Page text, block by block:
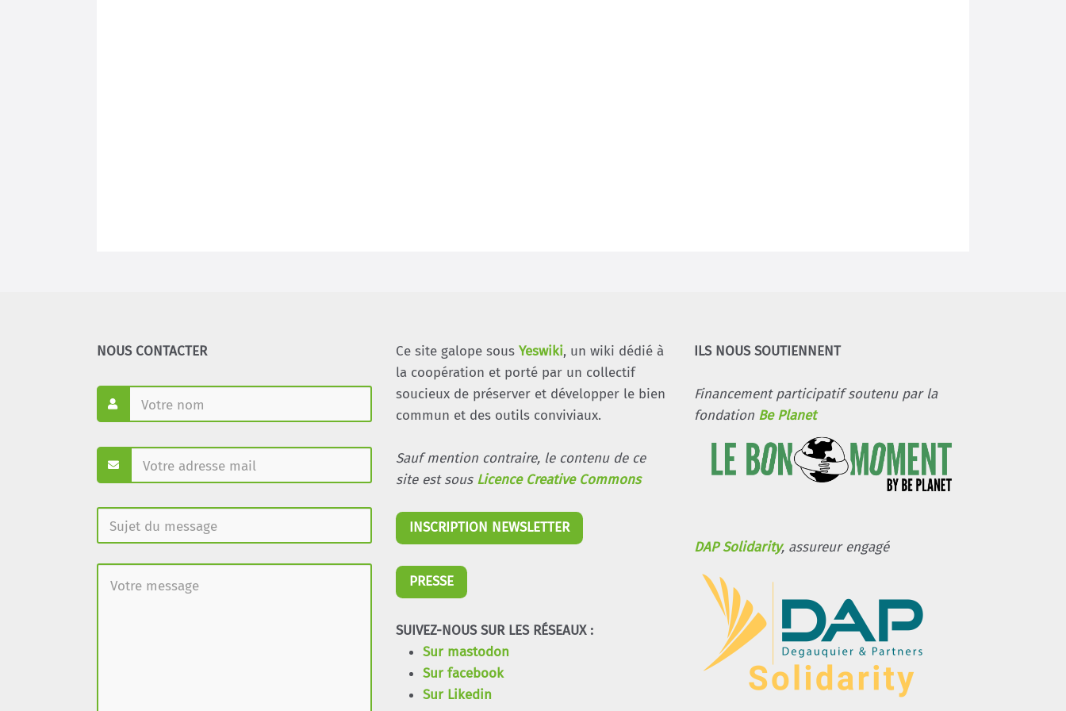
NOUS CONTACTER Ce site galope sous Yeswiki, un wiki dédié à
la coopération et porté par un collectif
soucieux de préserver et développer le bien
commun et des outils conviviaux.
Sauf mention contraire, le contenu de ce
site est sous Licence Creative Commons
INSCRIPTION NEWSLETTER
PRESSE
SUIVEZ-NOUS SUR LES RÉSEAUX :
Sur mastodon
Sur facebook
Sur Likedin
ILS NOUS SOUTIENNENT
Financement participatif soutenu par la
fondation Be Planet
DAP Solidarity, assureur engagé